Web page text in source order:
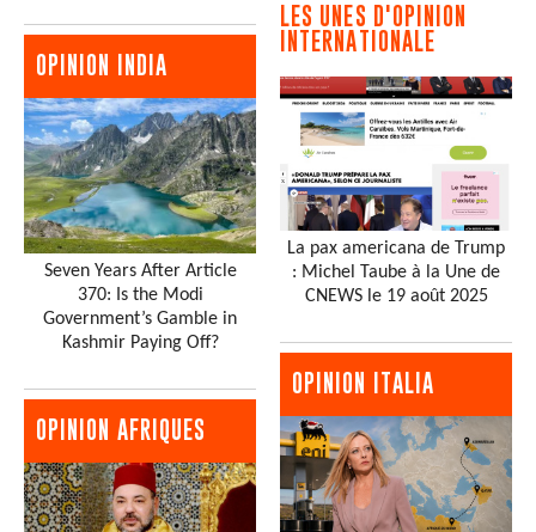
OPINION INDIA
Seven Years After Article
370: Is the Modi
Government’s Gamble in
Kashmir Paying Off?
OPINION AFRIQUES
LES UNES D'OPINION
INTERNATIONALE
La pax americana de Trump
: Michel Taube à la Une de
CNEWS le 19 août 2025
OPINION ITALIA